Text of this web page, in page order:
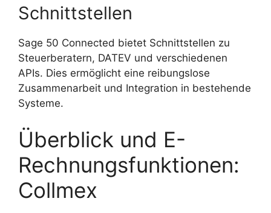
Schnittstellen
Sage 50 Connected bietet Schnittstellen zu
Steuerberatern, DATEV und verschiedenen
APIs. Dies ermöglicht eine reibungslose
Zusammenarbeit und Integration in bestehende
Systeme.
Überblick und E-
Rechnungsfunktionen:
Collmex